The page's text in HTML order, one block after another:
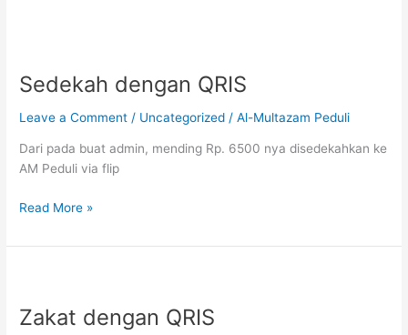
Sedekah dengan QRIS
Leave a Comment / Uncategorized /Al-Multazam Peduli
Dari pada buat admin, mending Rp. 6500 nya disedekahkan ke
AM Peduli via flip
QRIS
Read More »
Zakat dengan QRIS
QRIS